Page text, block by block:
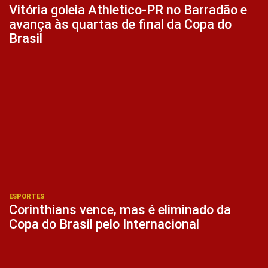
Vitória goleia Athletico-PR no Barradão e
avança às quartas de final da Copa do
Brasil
ESPORTES
Corinthians vence, mas é eliminado da
Copa do Brasil pelo Internacional